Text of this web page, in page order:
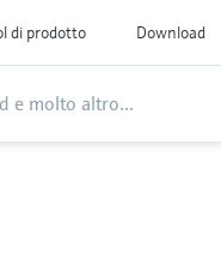
di prodotto Download